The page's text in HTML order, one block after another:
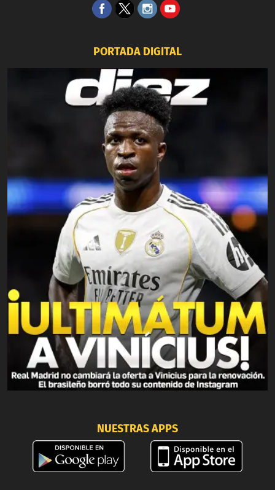
PORTADA DIGITAL
NUESTRAS APPS